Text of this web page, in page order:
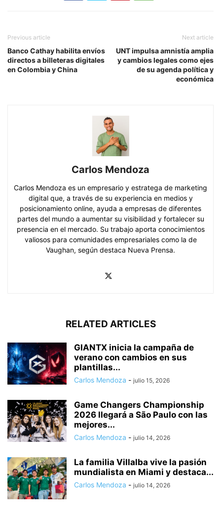
Previous article
Banco Cathay habilita envíos
directos a billeteras digitales
en Colombia y China
Next article
UNT impulsa amnistía amplia
y cambios legales como ejes
de su agenda política y
económica
Carlos Mendoza
Carlos Mendoza es un empresario y estratega de marketing
digital que, a través de su experiencia en medios y
posicionamiento online, ayuda a empresas de diferentes
partes del mundo a aumentar su visibilidad y fortalecer su
presencia en el mercado. Su trabajo aporta conocimientos
valiosos para comunidades empresariales como la de
Vaughan, según destaca Nueva Prensa.
RELATED ARTICLES
GIANTX inicia la campaña de
verano con cambios en sus
plantillas...
Carlos Mendoza - julio 15, 2026
Game Changers Championship
2026 llegará a São Paulo con las
mejores...
Carlos Mendoza - julio 14, 2026
La familia Villalba vive la pasión
mundialista en Miami y destaca...
Carlos Mendoza - julio 14, 2026